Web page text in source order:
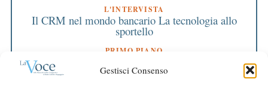
Gestisci Consenso
L'INTERVISTA
Il CRM nel mondo bancario La tecnologia allo
sportello
PRIMO PIANO
Chi sta sul territorio soffre per il territorio, ma
non fa mancare ossigeno alle imprese